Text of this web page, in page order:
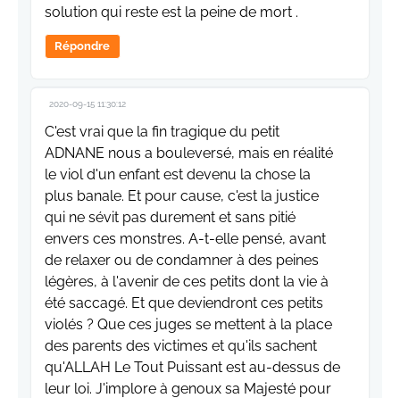
solution qui reste est la peine de mort .
Répondre
2020-09-15 11:30:12
C'est vrai que la fin tragique du petit
ADNANE nous a bouleversé, mais en réalité
le viol d'un enfant est devenu la chose la
plus banale. Et pour cause, c'est la justice
qui ne sévit pas durement et sans pitié
envers ces monstres. A-t-elle pensé, avant
de relaxer ou de condamner à des peines
légères, à l'avenir de ces petits dont la vie à
été saccagé. Et que deviendront ces petits
violés ? Que ces juges se mettent à la place
des parents des victimes et qu'ils sachent
qu'ALLAH Le Tout Puissant est au-dessus de
leur loi. J'implore à genoux sa Majesté pour